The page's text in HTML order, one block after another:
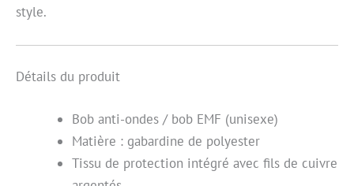
style.
Détails du produit
Bob anti-ondes / bob EMF (unisexe)
Matière : gabardine de polyester
Tissu de protection intégré avec fils de cuivre